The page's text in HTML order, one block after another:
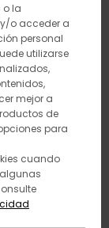
o la
o acceder a
personal
utilizarse
mejor a
de
para
cuando